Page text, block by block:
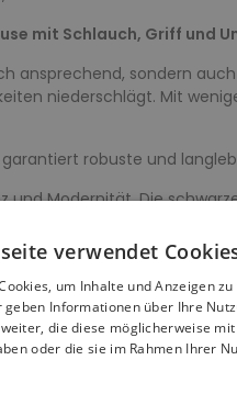
mit Schlauch, Griff und
ansprechend, sondern
niederschlägt. Mit
garantiert robuste und
und Modernität. Die
das die
an der
und die Armatur sieht
und muss nicht
Wasserhahn keine
verwendet
um Inhalte und Anzeigen
geben Informationen über Ihre
die diese möglicherweise
oder die sie im Rahmen Ihrer